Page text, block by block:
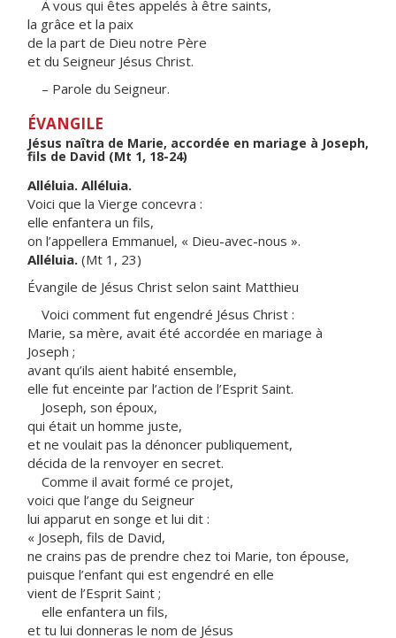
À vous qui êtes appelés à être saints,
la grâce et la paix
de la part de Dieu notre Père
et du Seigneur Jésus Christ.
– Parole du Seigneur.
ÉVANGILE
Jésus naîtra de Marie, accordée en mariage à Joseph,
fils de David (Mt 1, 18-24)
Alléluia. Alléluia.
Voici que la Vierge concevra :
elle enfantera un fils,
on l’appellera Emmanuel, « Dieu-avec-nous ».
Alléluia. (Mt 1, 23)
Évangile de Jésus Christ selon saint Matthieu
Voici comment fut engendré Jésus Christ :
Marie, sa mère, avait été accordée en mariage à
Joseph ;
avant qu’ils aient habité ensemble,
elle fut enceinte par l’action de l’Esprit Saint.
Joseph, son époux,
qui était un homme juste,
et ne voulait pas la dénoncer publiquement,
décida de la renvoyer en secret.
Comme il avait formé ce projet,
voici que l’ange du Seigneur
lui apparut en songe et lui dit :
« Joseph, fils de David,
ne crains pas de prendre chez toi Marie, ton épouse,
puisque l’enfant qui est engendré en elle
vient de l’Esprit Saint ;
elle enfantera un fils,
et tu lui donneras le nom de Jésus